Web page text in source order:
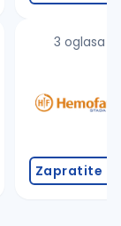
3 oglasa
Zapratite